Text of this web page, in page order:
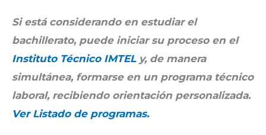
Si está considerando en estudiar el
bachillerato, puede iniciar su proceso en el
Instituto Técnico IMTELy, de manera
simultánea, formarse en un programa técnico
laboral, recibiendo orientación personalizada.
Ver Listado de programas.